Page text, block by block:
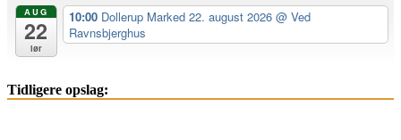
AUG
22
lør
10:00 Dollerup Marked 22. august 2026 @ Ved
Ravnsbjerghus
Tidligere opslag: